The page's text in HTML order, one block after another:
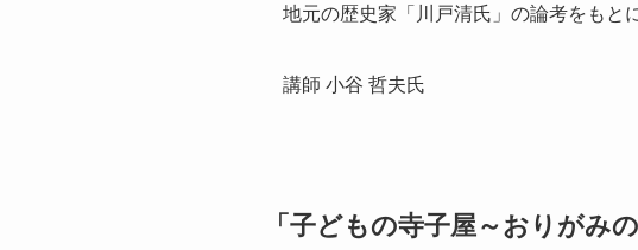
地元の歴史家「川戸清氏」の論考をもと
講師 小谷 哲夫氏
「子どもの寺子屋～おりがみの